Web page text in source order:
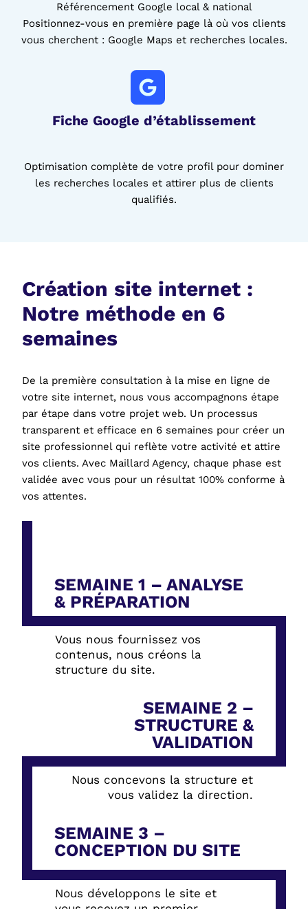
Référencement Google local & national
Positionnez-vous en première page là où vos clients
vous cherchent : Google Maps et recherches locales.
Fiche Google d’établissement
Optimisation complète de votre profil pour dominer
les recherches locales et attirer plus de clients
qualifiés.
Création site internet :
Notre méthode en 6
semaines
De la première consultation à la mise en ligne de
votre site internet, nous vous accompagnons étape
par étape dans votre projet web. Un processus
transparent et efficace en 6 semaines pour créer un
site professionnel qui reflète votre activité et attire
vos clients. Avec Maillard Agency, chaque phase est
validée avec vous pour un résultat 100% conforme à
vos attentes.
SEMAINE 1 – ANALYSE
& PRÉPARATION
Vous nous fournissez vos
contenus, nous créons la
structure du site.
SEMAINE 2 –
STRUCTURE &
VALIDATION
Nous concevons la structure et
vous validez la direction.
SEMAINE 3 –
CONCEPTION DU SITE
Nous développons le site et